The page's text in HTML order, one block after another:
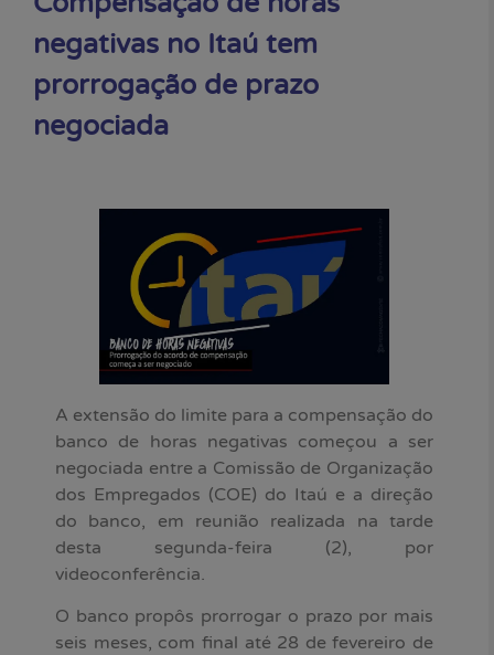
negativas no Itaú tem
prorrogação de prazo
negociada
A extensão do limite para a compensação do
banco de horas negativas começou a ser
negociada entre a Comissão de Organização
dos Empregados (COE) do Itaú e a direção
do banco, em reunião realizada na tarde
desta segunda-feira (2), por
videoconferência.
O banco propôs prorrogar o prazo por mais
seis meses, com final até 28 de fevereiro de